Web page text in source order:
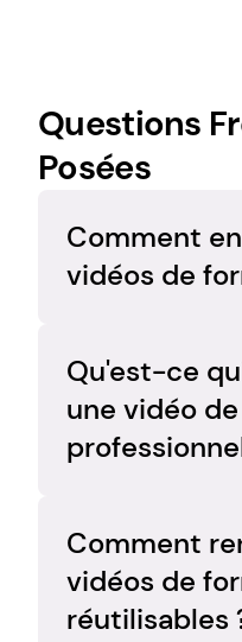
Questions
Posées
Comment
vidéos de
déroulement et
avec une
temps morts, puis
finale là où vos
trouver.
Qu'est-ce
une vidéo
pratique, facile à
clair.
Comment
vidéos de
réutilisables